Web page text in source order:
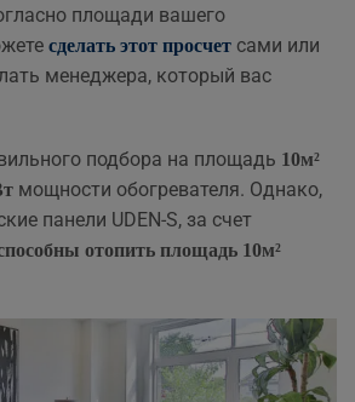
площади вашего
сделать этот просчет сами или
менеджера, который вас
подбора на площадь 10м²
мощности обогревателя. Однако,
панели UDEN-S, за счет
отопить площадь 10м²